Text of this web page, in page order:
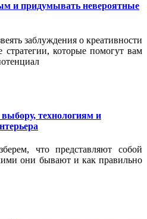
и придумывать невероятные
заблуждения о креативности
стратегии, которые помогут вам
технологиям и
что представляют собой
они бывают и как правильно